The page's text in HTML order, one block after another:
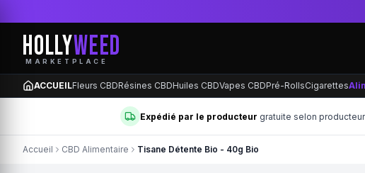
HOLLYWEED
MARKETPLACE
ACCUEILFleurs CBDRésines CBDHuiles CBDVapes CBDPré-RollsCigarettes
Expédié par le producteur gratuite selon producteur
Accueil CBD Alimentaire Tisane Détente Bio - 40g Bio